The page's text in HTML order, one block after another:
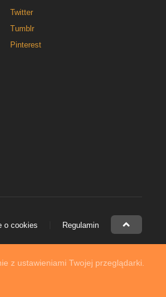
z ustawieniami Twojej przeglądarki.
Twitter
Tumblr
Pinterest
o cookies Regulamin